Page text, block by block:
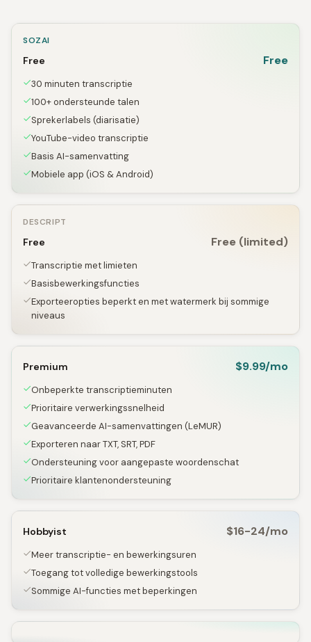
SOZAI
Free Free
30 minuten transcriptie
100+ ondersteunde talen
Sprekerlabels (diarisatie)
YouTube-video transcriptie
Basis AI-samenvatting
Mobiele app (iOS & Android)
DESCRIPT
Free Free (limited)
Transcriptie met limieten
Basisbewerkingsfuncties
Exporteeropties beperkt en met watermerk bij sommige
niveaus
Premium $9.99/mo
Onbeperkte transcriptieminuten
Prioritaire verwerkingssnelheid
Geavanceerde AI-samenvattingen (LeMUR)
Exporteren naar TXT, SRT, PDF
Ondersteuning voor aangepaste woordenschat
Prioritaire klantenondersteuning
Hobbyist $16-24/mo
Meer transcriptie- en bewerkingsuren
Toegang tot volledige bewerkingstools
Sommige AI-functies met beperkingen